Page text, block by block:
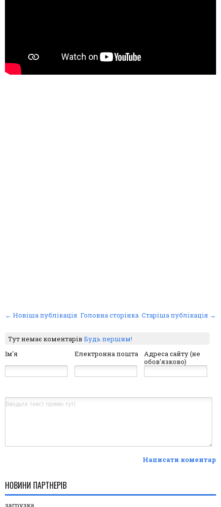
← Новіша публікація Старіша публікація →
Головна сторінка
Тут немає коментарівБудь першим!
Ім'я
Електронна пошта
Адреса сайту (не
обов'язково)
Написати коментар
НОВИНИ ПАРТНЕРІВ
загрузка...